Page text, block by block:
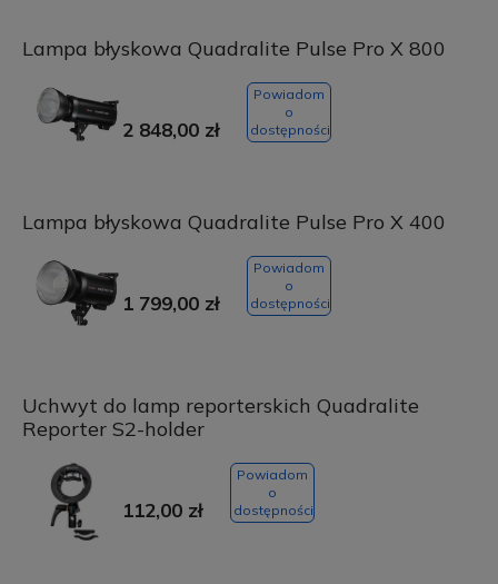
Lampa błyskowa Quadralite Pulse Pro X 800
2 848,00 zł
Powiadom
o
dostępności
Lampa błyskowa Quadralite Pulse Pro X 400
1 799,00 zł
Powiadom
o
dostępności
Uchwyt do lamp reporterskich Quadralite
Reporter S2-holder
112,00 zł
Powiadom
o
dostępności